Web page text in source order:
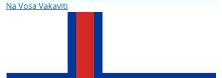
Na Vosa Vakaviti